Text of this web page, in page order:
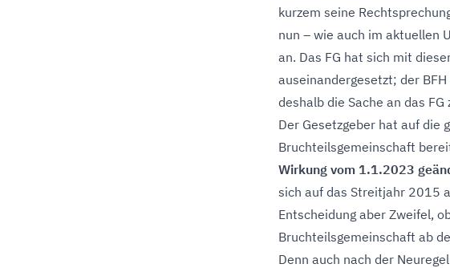
kurzem seine
nun – wie auch im aktuellen
an. Das FG hat sich mit
auseinandergesetzt; der
deshalb die Sache an das
Der Gesetzgeber hat auf die
Bruchteilsgemeinschaft
Wirkung vom 1.1.2023
sich auf das Streitjahr 2015
Entscheidung aber Zweifel,
Bruchteilsgemeinschaft ab
Denn auch nach der